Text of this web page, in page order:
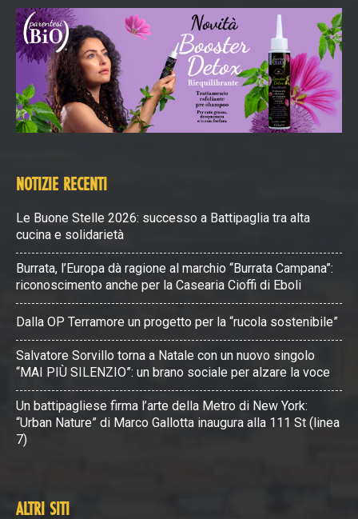
NOTIZIE RECENTI
Le Buone Stelle 2026: successo a Battipaglia tra alta
cucina e solidarietà
Burrata, l’Europa dà ragione al marchio “Burrata Campana”:
riconoscimento anche per la Casearia Cioffi di Eboli
Dalla OP Terramore un progetto per la “rucola sostenibile”
Salvatore Sorvillo torna a Natale con un nuovo singolo
“MAI PIÙ SILENZIO”: un brano sociale per alzare la voce
Un battipagliese firma l’arte della Metro di New York:
“Urban Nature” di Marco Gallotta inaugura alla 111 St (linea
7)
ALTRI SITI